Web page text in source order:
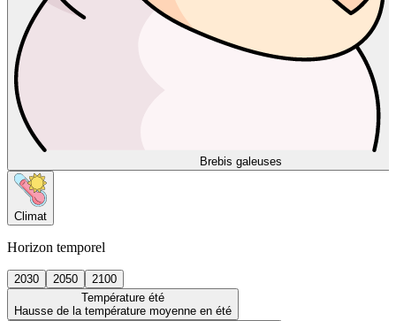
Brebis galeuses
Climat
Horizon temporel
2030 2050
2100
Température été
Hausse de la température moyenne en été